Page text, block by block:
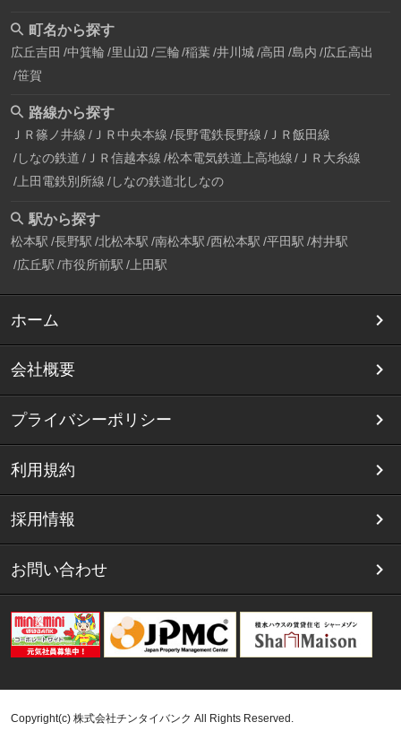
町名から探す
広丘吉田 中箕輪 里山辺 三輪 稲葉 井川城 高田 島内 広丘高出
笹賀
路線から探す
ＪＲ篠ノ井線 ＪＲ中央本線 長野電鉄長野線 ＪＲ飯田線
しなの鉄道 ＪＲ信越本線 松本電気鉄道上高地線
ＪＲ大糸線
上田電鉄別所線 しなの鉄道北しなの
駅から探す
松本駅 長野駅 北松本駅 南松本駅 西松本駅 平田駅 村井駅
広丘駅 市役所前駅 上田駅
ホーム
会社概要
プライバシーポリシー
利用規約
採用情報
お問い合わせ
Copyright(c) 株式会社チンタイバンク All Rights Reserved.